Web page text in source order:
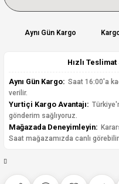
Aynı Gün Kargo
Hızlı
Aynı Gün Kargo: Saat 16:00'a
verilir.
Yurtiçi Kargo Avantajı:
gönderim sağlıyoruz.
Mağazada Deneyimleyin:
Saat mağazamızda canlı